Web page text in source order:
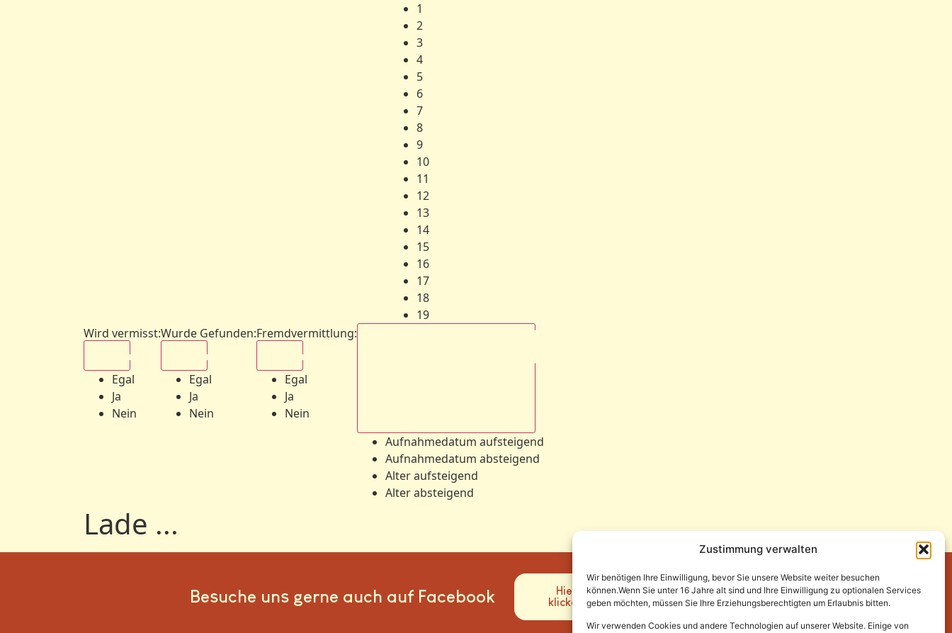
Zustimmung verwalten
Wir benötigen Ihre Einwilligung, bevor Sie unsere Website weiter besuchen
können.Wenn Sie unter 16 Jahre alt sind und Ihre Einwilligung zu optionalen Services
geben möchten, müssen Sie Ihre Erziehungsberechtigten um Erlaubnis bitten.
Wir verwenden Cookies und andere Technologien auf unserer Website. Einige von
1
2
3
4
5
6
7
8
9
10
11
12
13
14
15
16
17
18
19
Wird vermisst:
Egal
Ja
Nein
Wurde Gefunden:
Egal
Ja
Nein
Fremdvermittlung:
Egal
Ja
Nein
Aufnahmedatum aufsteigend
Aufnahmedatum absteigend
Alter aufsteigend
Alter absteigend
Lade ...
Besuche uns gerne auch auf Facebook
Hier
klicken